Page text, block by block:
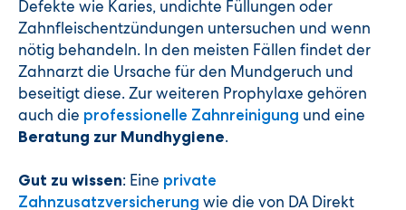
Defekte wie Karies, undichte Füllungen oder
Zahnfleischentzündungen untersuchen und wenn
nötig behandeln. In den meisten Fällen findet der
Zahnarzt die Ursache für den Mundgeruch und
beseitigt diese. Zur weiteren Prophylaxe gehören
auch die professionelle Zahnreinigung und eine
Beratung zur Mundhygiene.
Gut zu wissen: Eine private
Zahnzusatzversicherung wie die von DA Direkt